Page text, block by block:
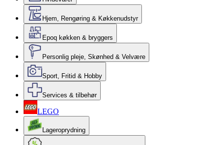
Hjem, Rengøring & Køkkenudstyr
Epoq køkken & bryggers
Personlig pleje, Skønhed & Velvære
Sport, Fritid & Hobby
Services & tilbehør
LEGO
Lageroprydning